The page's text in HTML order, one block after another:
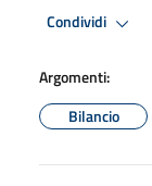
Condividi
Argomenti:
Bilancio